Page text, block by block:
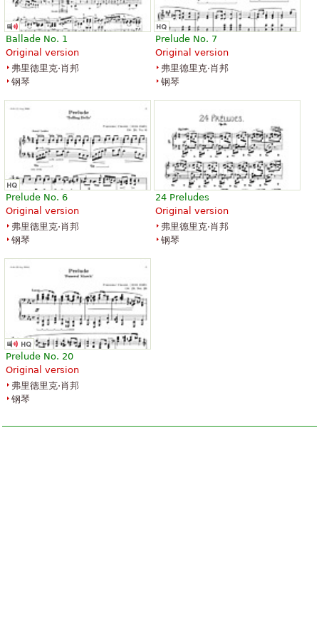
Ballade No. 1
Original version
弗里德里克·肖邦
钢琴
Prelude No. 7
Original version
弗里德里克·肖邦
钢琴
Prelude No. 6
Original version
弗里德里克·肖邦
钢琴
24 Preludes
Original version
弗里德里克·肖邦
钢琴
Prelude No. 20
Original version
弗里德里克·肖邦
钢琴